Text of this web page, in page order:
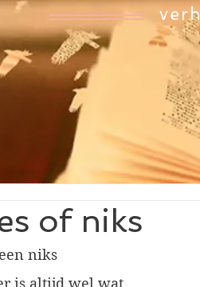
of niks
niks
is altijd wel wat